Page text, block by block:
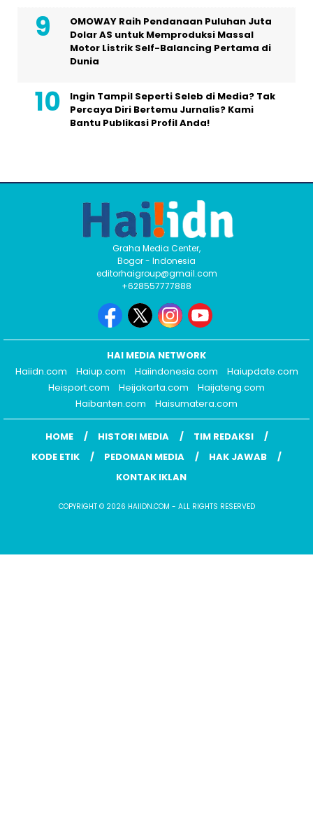
OMOWAY Raih Pendanaan Puluhan Juta
Dolar AS untuk Memproduksi Massal
Motor Listrik Self-Balancing Pertama di
Dunia
Ingin Tampil Seperti Seleb di Media? Tak
Percaya Diri Bertemu Jurnalis? Kami
Bantu Publikasi Profil Anda!
Graha Media Center,
Bogor - Indonesia
editorhaigroup@gmail.com
+628557777888
HAI MEDIA NETWORK
Haiidn.com
Haiup.com Haiindonesia.com
Haiupdate.com
Heisport.com
Heijakarta.com
Haijateng.com
Haibanten.com
Haisumatera.com
HOME HISTORI MEDIA
TIM REDAKSI
KODE ETIK
PEDOMAN MEDIA
HAK JAWAB
KONTAK IKLAN
COPYRIGHT © 2026 HAIIDN.COM - ALL RIGHTS RESERVED